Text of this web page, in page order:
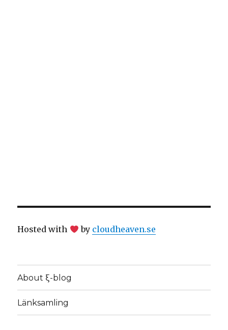
Hosted with by cloudheaven.se
About ξ-blog
Länksamling